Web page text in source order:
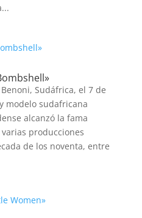
Sudáfrica, el 7 de
modelo sudafricana
alcanzó la fama
producciones
de los noventa, entre